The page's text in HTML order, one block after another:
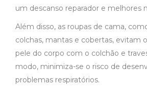
um descanso reparador e melhores
Além disso, as roupas de cama,
colchas, mantas e cobertas, evitam
pele do corpo com o colchão e
modo, minimiza-se o risco de
problemas respiratórios.